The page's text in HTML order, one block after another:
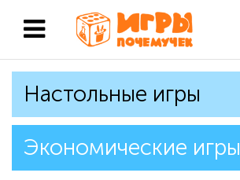
Настольные игры
Экономические игры